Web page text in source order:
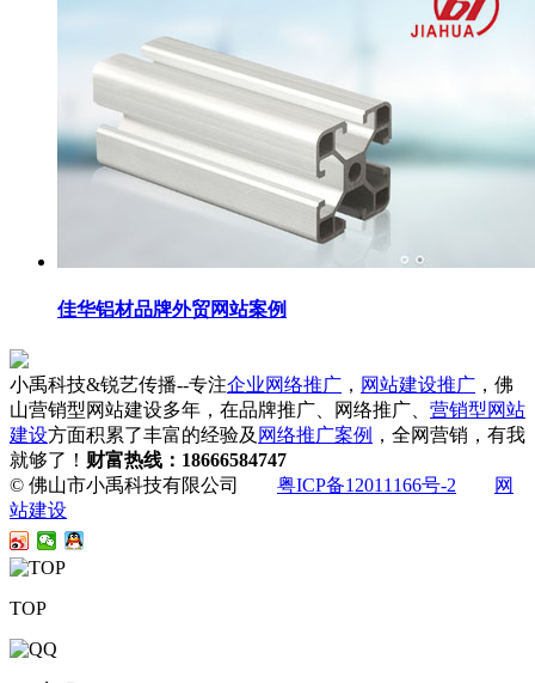
佳华铝材品牌外贸网站案例
小禹科技&锐艺传播--专注企业网络推广 ， 网站建设推广 ，佛
山营销型网站建设多年，在品牌推广、网络推广、 营销型网站
建设方面积累了丰富的经验及 网络推广案例 ，全网营销，有我
就够了！ 财富热线：18666584747
© 佛山市小禹科技有限公司 粤ICP备12011166号-2
网
站建设
TOP